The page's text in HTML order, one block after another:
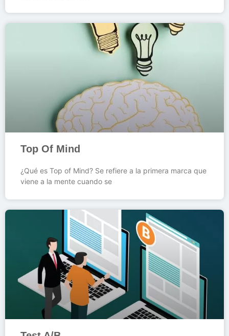
Top Of Mind
¿Qué es Top of Mind? Se refiere a la primera marca que
viene a la mente cuando se